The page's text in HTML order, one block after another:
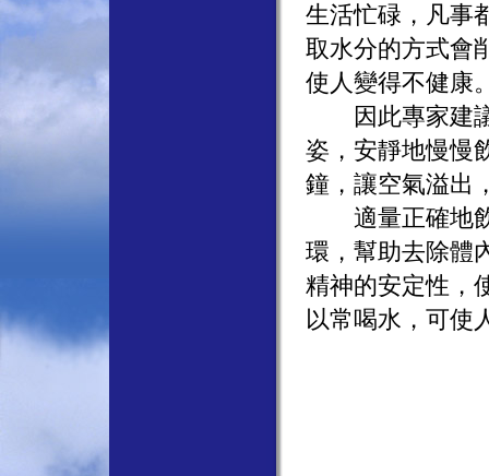
生活忙碌，凡事
取水分的方式會
使人變得不健康
因此專家建議
姿，安靜地慢慢
鐘，讓空氣溢出
適量正確地飲
環，幫助去除體
精神的安定性，
以常喝水，可使